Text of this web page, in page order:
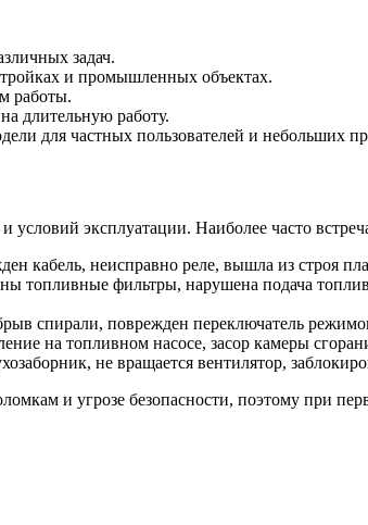
задач.
и промышленных объектах.
работы.
длительную работу.
для частных пользователей и небольших
условий эксплуатации. Наиболее часто
кабель, неисправно реле, вышла из строя
топливные фильтры, нарушена подача
спирали, поврежден переключатель
на топливном насосе, засор камеры
не вращается вентилятор,
и угрозе безопасности, поэтому при